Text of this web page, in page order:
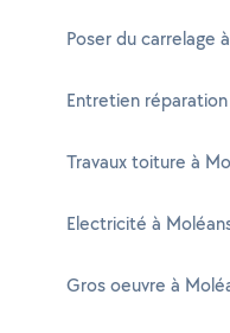
Poser du carrelage
Entretien
Travaux toiture à
Electricité à
Gros oeuvre à